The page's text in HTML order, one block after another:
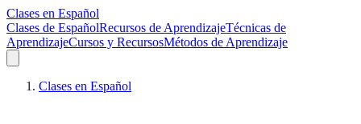
Clases en Español
Clases de EspañolRecursos de AprendizajeTécnicas de
AprendizajeCursos y RecursosMétodos de Aprendizaje
Clases en Español